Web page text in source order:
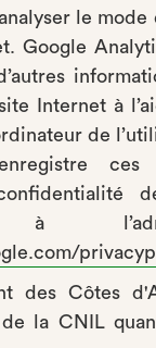
le mode
Google
Internet à
de
ces
à
des Côtes
la CNIL